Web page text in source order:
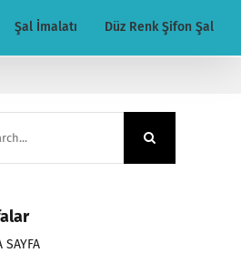
Şal İmalatı Düz Renk Şifon Şal
SAYFA